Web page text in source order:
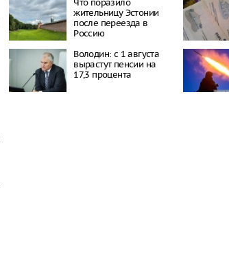
Онищенко: в период простуд может
быть введено обязательное
ношение масок
Звезда реалити-шоу поужинала с
кошкой из одной миски, вызвав
отвращение у зрителей
Что поразило
жительницу Эстонии
после переезда в
Россию
Володин: с 1 августа
вырастут пенсии на
17,3 процента